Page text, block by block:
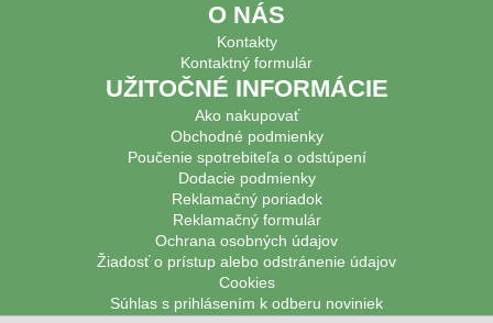
O NÁS
Kontakty
Kontaktný formulár
UŽITOČNÉ INFORMÁCIE
Ako nakupovať
Obchodné podmienky
Poučenie spotrebiteľa o odstúpení
Dodacie podmienky
Reklamačný poriadok
Reklamačný formulár
Ochrana osobných údajov
Žiadosť o prístup alebo odstránenie údajov
Cookies
Súhlas s prihlásením k odberu noviniek